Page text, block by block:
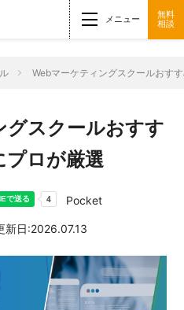
メニュー
無料
相談
Webマーケティングスクールおす
スクールおすす
プロが厳選
Pocket
日:2026.07.13